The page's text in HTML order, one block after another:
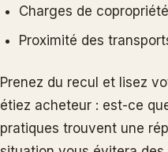
Charges de
Proximité des
Prenez du recul et lisez
étiez acheteur : est-ce
pratiques trouvent une